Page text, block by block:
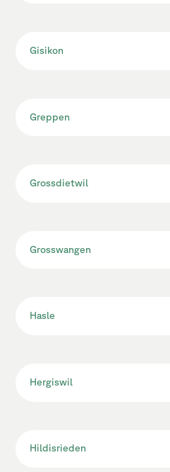
Gisikon
Greppen
Grossdietwil
Grosswangen
Hasle
Hergiswil
Hildisrieden